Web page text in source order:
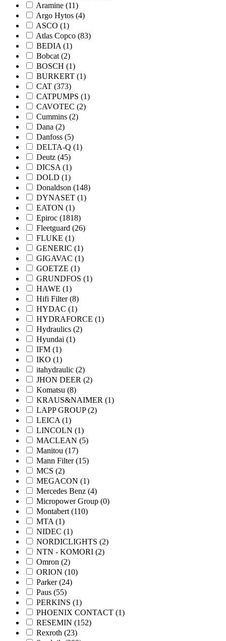
Aramine (11)
Argo Hytos (4)
ASCO (1)
Atlas Copco (83)
BEDIA (1)
Bobcat (2)
BOSCH (1)
BURKERT (1)
CAT (373)
CATPUMPS (1)
CAVOTEC (2)
Cummins (2)
Dana (2)
Danfoss (5)
DELTA-Q (1)
Deutz (45)
DICSA (1)
DOLD (1)
Donaldson (148)
DYNASET (1)
EATON (1)
Epiroc (1818)
Fleetguard (26)
FLUKE (1)
GENERIC (1)
GIGAVAC (1)
GOETZE (1)
GRUNDFOS (1)
HAWE (1)
Hifi Filter(8)
HYDAC (1)
HYDRAFORCE (1)
Hydraulics (2)
Hyundai (1)
IFM (1)
IKO (1)
itahydraulic (2)
JHON DEER (2)
Komatsu (8)
KRAUS&NAIMER (1)
LAPP GROUP(2)
LEICA (1)
LINCOLN (1)
MACLEAN (5)
Manitou (17)
Mann Filter(15)
MCS (2)
MEGACON (1)
Mercedes Benz (4)
Micropower Group (0)
Montabert (110)
MTA (1)
NIDEC (1)
NORDICLIGHTS (2)
NTN - KOMORI (2)
Omron (2)
ORION (10)
Parker(24)
Paus (55)
PERKINS (1)
PHOENIX CONTACT (1)
RESEMIN (152)
Rexroth (23)